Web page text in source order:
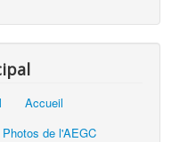
Accueil
Photos de l'AEGC